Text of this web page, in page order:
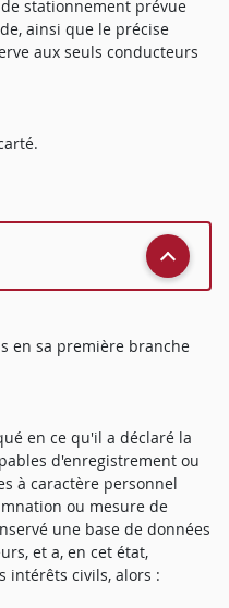
stationnement prévue
ainsi que le précise
aux seuls conducteurs
en sa première branche
en ce qu'il a déclaré la
d'enregistrement ou
à caractère personnel
ou mesure de
une base de données
et a, en cet état,
intérêts civils, alors :